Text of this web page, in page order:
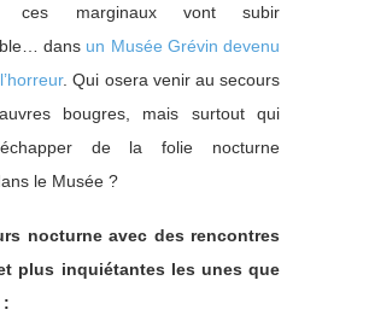
ces marginaux vont subir
dans un Musée Grévin devenu
. Qui osera venir au secours
bougres, mais surtout qui
de la folie nocturne
le Musée ?
nocturne avec des rencontres
plus inquiétantes les unes que
: